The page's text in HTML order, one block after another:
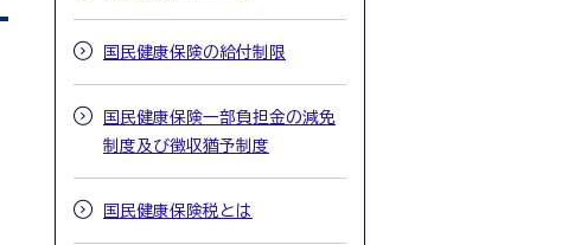
国民健康保険の給付制限
国民健康保険一部負担金の減免
制度及び徴収猶予制度
国民健康保険税とは